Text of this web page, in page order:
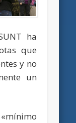
ha
que
y no
un